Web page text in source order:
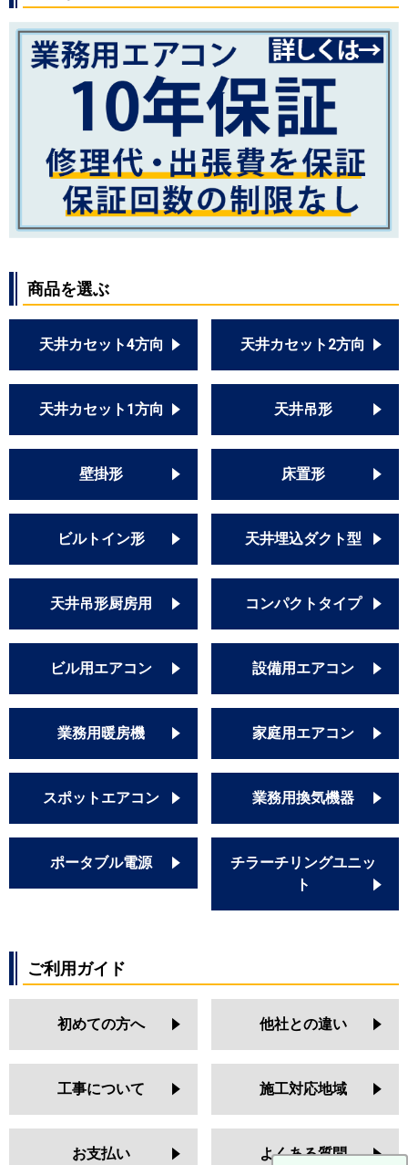
商品を選ぶ
天井カセット4方向 天井カセット2方向
天井カセット1方向 天井吊形
壁掛形 床置形
ビルトイン形 天井埋込ダクト型
天井吊形厨房用 コンパクトタイプ
ビル用エアコン 設備用エアコン
業務用暖房機 家庭用エアコン
スポットエアコン 業務用換気機器
ポータブル電源
チラーチリングユニッ
ト
ご利用ガイド
初めての方へ 他社との違い
工事について 施工対応地域
お支払い よくある質問